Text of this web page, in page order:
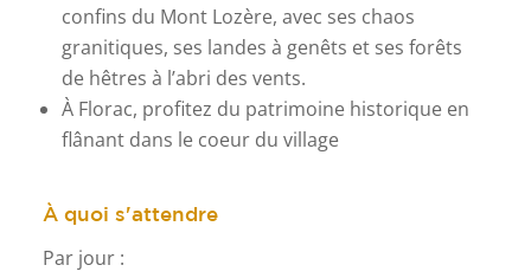
confins du Mont Lozère, avec ses chaos
granitiques, ses landes à genêts et ses forêts
de hêtres à l’abri des vents.
À Florac, profitez du patrimoine historique en
flânant dans le coeur du village
À quoi s'attendre
Par jour :